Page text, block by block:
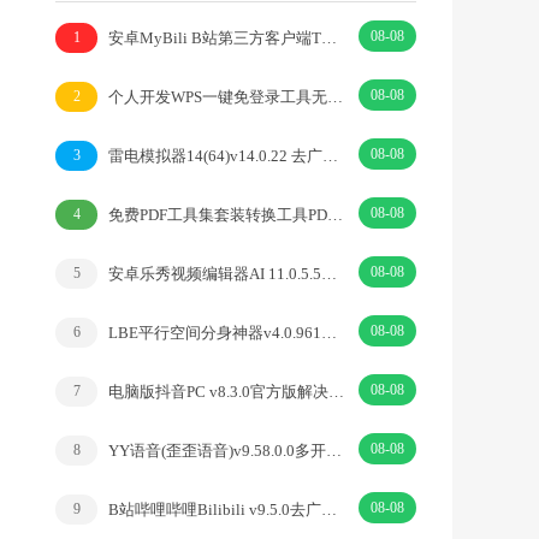
1 安卓MyBili B站第三方客户端TV版v1.6.9 08-08
2 个人开发WPS一键免登录工具无需登录账号 08-08
3 雷电模拟器14(64)v14.0.22 去广告绿色纯净版 08-08
4 免费PDF工具集套装转换工具PDFgear v2.1.18 08-08
5 安卓乐秀视频编辑器AI 11.0.5.5去广告解锁VIP版 08-08
6 LBE平行空间分身神器v4.0.9612解锁vip专业版 08-08
7 电脑版抖音PC v8.3.0官方版解决网页切换烦恼 08-08
8 YY语音(歪歪语音)v9.58.0.0多开去广告绿色版 08-08
9 B站哔哩哔哩Bilibili v9.5.0去广告内置漫游模块版 08-08